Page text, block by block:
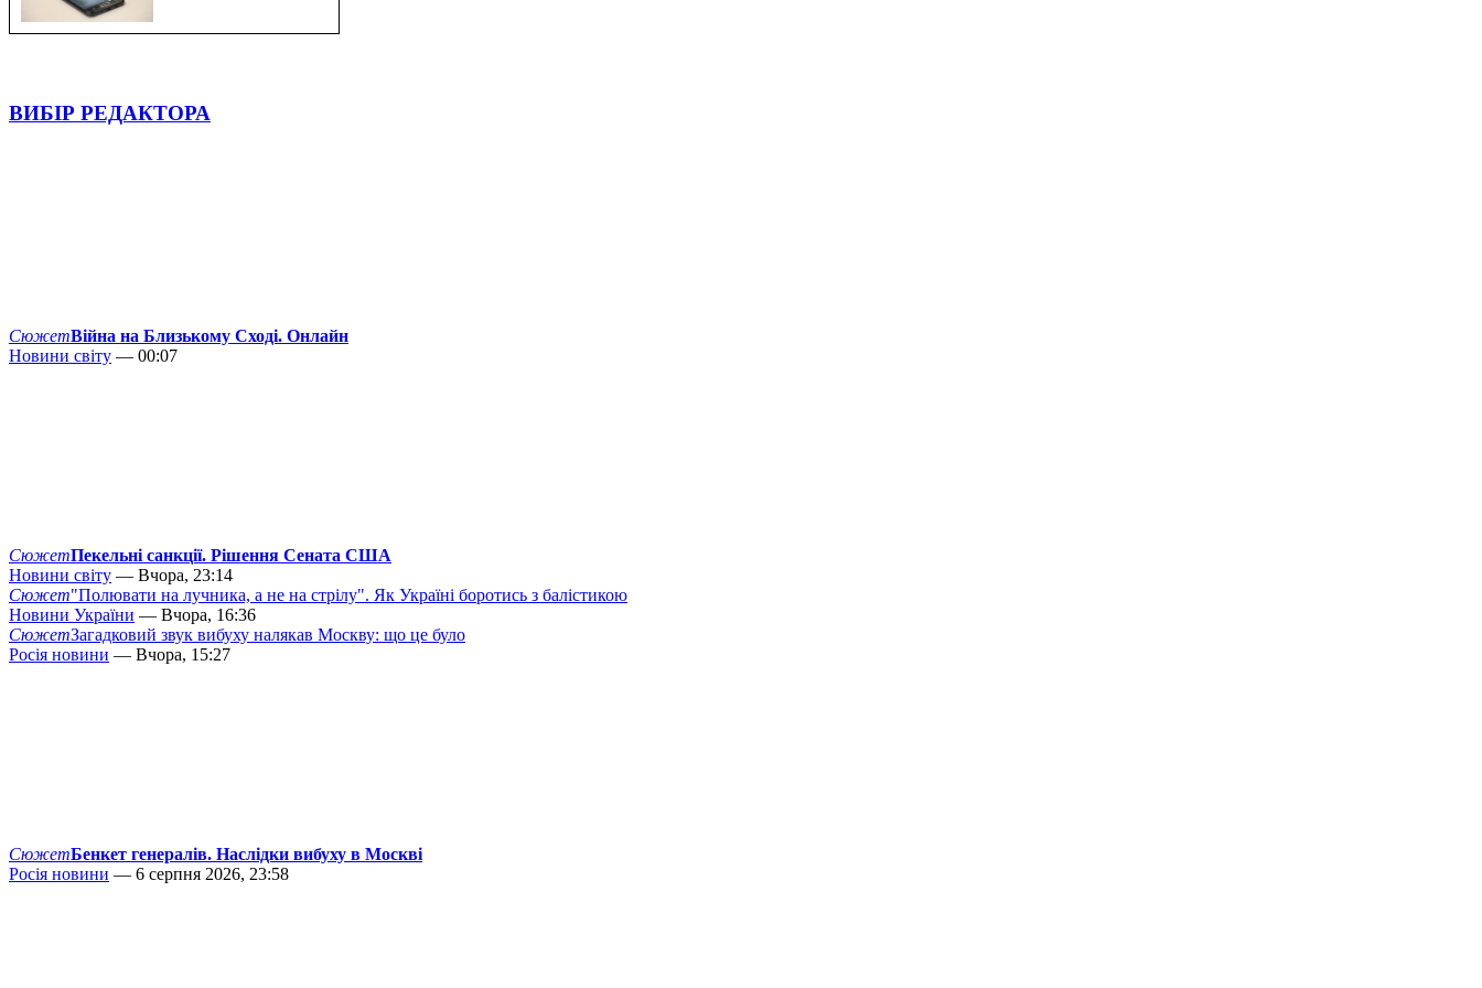
ВИБІР РЕДАКТОРА
СюжетВійна на Близькому Сході. Онлайн
Новини світу — 00:07
СюжетПекельні санкції. Рішення Сената США
Новини світу — Вчора, 23:14
Сюжет"Полювати на лучника, а не на стрілу". Як Україні боротись з балістикою
Новини України — Вчора, 16:36
СюжетЗагадковий звук вибуху налякав Москву: що це було
Росія новини — Вчора, 15:27
СюжетБенкет генералів. Наслідки вибуху в Москві
Росія новини — 6 серпня 2026, 23:58